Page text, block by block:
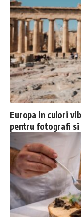
Europa in culori
pentru fotografi si